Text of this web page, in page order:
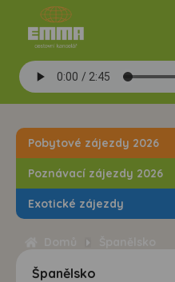
Pobytové zájezdy 2026
Poznávací zájezdy 2026
Exotické zájezdy
Španělsko